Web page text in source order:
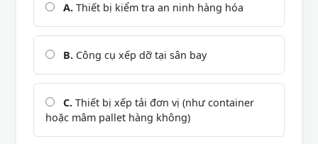
A. Thiết bị kiểm tra an ninh hàng hóa
B. Công cụ xếp dỡ tại sân bay
C. Thiết bị xếp tải đơn vị (như container
hoặc mâm pallet hàng không)